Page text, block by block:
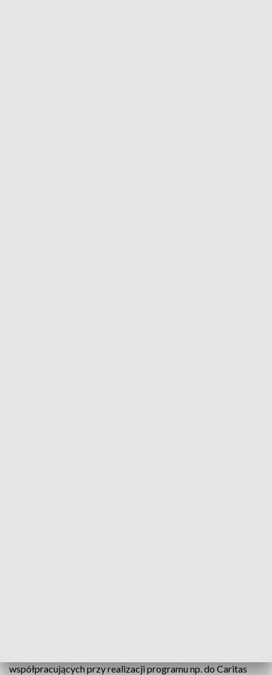
współpracujących przy realizacji programu np. do Caritas